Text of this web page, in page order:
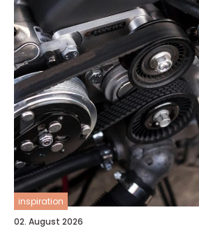
inspiration
02. August 2026